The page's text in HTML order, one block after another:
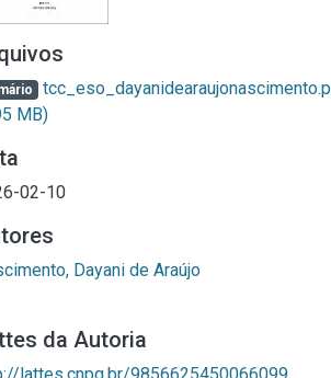
MB)
02-10
Dayani de Araújo
da Autoria